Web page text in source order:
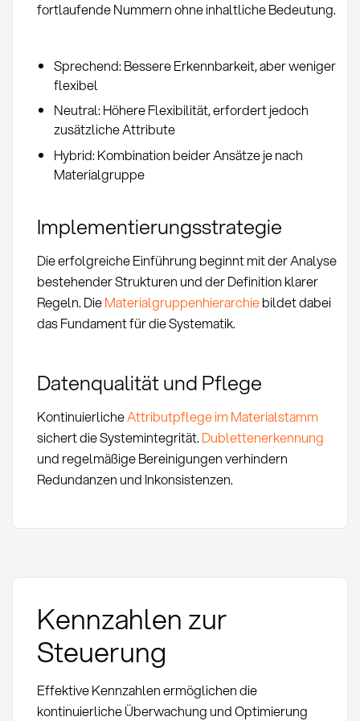
fortlaufende Nummern ohne inhaltliche Bedeutung.
Sprechend: Bessere Erkennbarkeit, aber weniger
flexibel
Neutral: Höhere Flexibilität, erfordert jedoch
zusätzliche Attribute
Hybrid: Kombination beider Ansätze je nach
Materialgruppe
Implementierungsstrategie
Die erfolgreiche Einführung beginnt mit der Analyse
bestehender Strukturen und der Definition klarer
Regeln. DieMaterialgruppenhierarchiebildet dabei
das Fundament für die Systematik.
Datenqualität und Pflege
KontinuierlicheAttributpflege im Materialstamm
sichert die Systemintegrität. Dublettenerkennung
und regelmäßige Bereinigungen verhindern
Redundanzen und Inkonsistenzen.
Kennzahlen zur
Steuerung
Effektive Kennzahlen ermöglichen die
kontinuierliche Überwachung und Optimierung